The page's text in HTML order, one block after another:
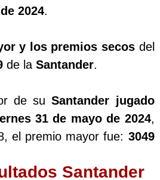
2024.
y los premios secosdel
de la Santander.
de suSantander jugado
31 de mayo de 2024,
el premio mayor fue: 3049
Santander